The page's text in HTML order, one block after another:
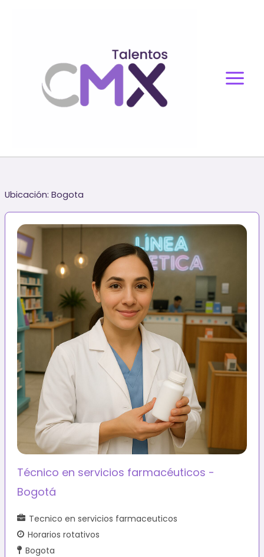
Ubicación: Bogota
Técnico en servicios farmacéuticos -
Bogotá
Tecnico en servicios farmaceuticos
Horarios rotativos
Bogota